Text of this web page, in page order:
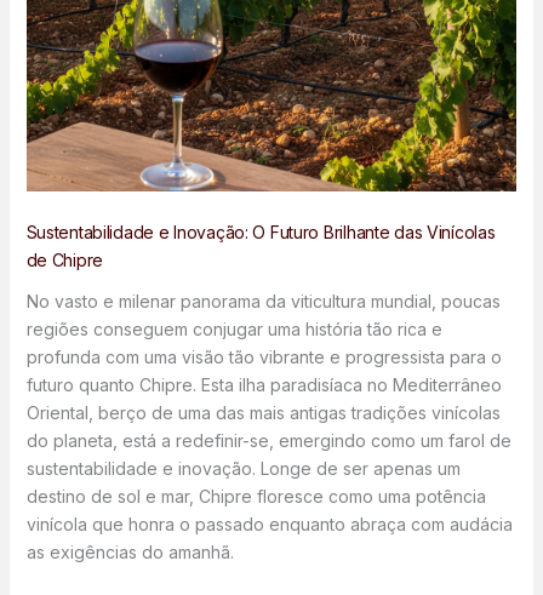
Sustentabilidade e Inovação: O Futuro Brilhante das Vinícolas
de Chipre
No vasto e milenar panorama da viticultura mundial, poucas
regiões conseguem conjugar uma história tão rica e
profunda com uma visão tão vibrante e progressista para o
futuro quanto Chipre. Esta ilha paradisíaca no Mediterrâneo
Oriental, berço de uma das mais antigas tradições vinícolas
do planeta, está a redefinir-se, emergindo como um farol de
sustentabilidade e inovação. Longe de ser apenas um
destino de sol e mar, Chipre floresce como uma potência
vinícola que honra o passado enquanto abraça com audácia
as exigências do amanhã.